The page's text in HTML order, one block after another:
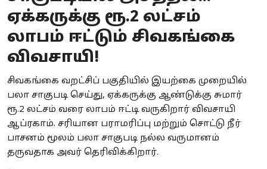
Business
Crime
National
World
Astrology
ஏக்கருக்கு ரூ.2 லட்சம்
லாபம் ஈட்டும் சிவகங்கை
விவசாயி!
சிவகங்கை வறட்சிப் பகுதியில் இயற்கை முறையில்
பலா சாகுபடி செய்து, ஏக்கருக்கு ஆண்டுக்கு சுமார்
ரூ.2 லட்சம் வரை லாபம் ஈட்டி வருகிறார் விவசாயி
ஆப்ரகாம். சரியான பராமரிப்பு மற்றும் சொட்டு நீர்
பாசனம் மூலம் பலா சாகுபடி நல்ல வருமானம்
தருவதாக அவர் தெரிவிக்கிறார்.